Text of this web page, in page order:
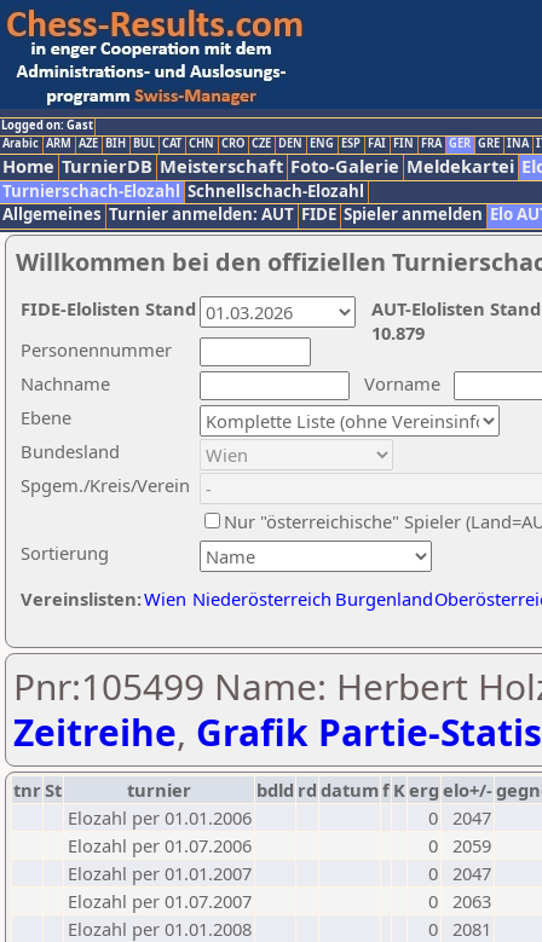
Logged on: Gast
Arabic ARM AZE BIH BUL CAT CHN CRO CZE DEN ENG ESP FAI FIN FRA GER GRE INA
Home TurnierDB Meisterschaft Foto-Galerie Meldekartei
Turnierschach-Elozahl Schnellschach-Elozahl
Allgemeines Turnier anmelden: AUT FIDE Spieler anmelden Elo
Willkommen bei den offiziellen
Nachname
Vorname
Ebene
Sortierung
Personennummer
Bundesland
Spgem./Kreis/Verein
Nur "österreichische" Spieler
Vereinslisten:Wien Niederösterreich Burgenland
AUT-Elolisten
10.879
FIDE-Elolisten Stand
Pnr:105499 Name: Herbert
Zeitreihe, Grafik Partie-
tnrSt turnier bdld rd datumf Kerg elo+/-
Elozahl per 01.01.2006
0 2047
Elozahl per 01.07.2006
0 2059
Elozahl per 01.01.2007
0 2047
Elozahl per 01.07.2007
0 2063
Elozahl per 01.01.2008
0 2081